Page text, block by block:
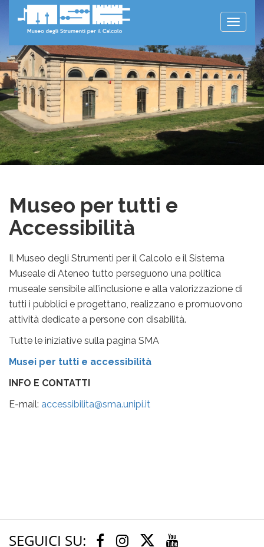
Toggle
Museo per tutti e
Accessibilità
Il Museo degli Strumenti per il Calcolo e il Sistema
Museale di Ateneo tutto perseguono una politica
museale sensibile all’inclusione e alla valorizzazione di
tutti i pubblici e progettano, realizzano e promuovono
attività dedicate a persone con disabilità.
Tutte le iniziative sulla pagina SMA
Musei per tutti e accessibilità
INFO E CONTATTI
E-mail: accessibilita@sma.unipi.it
SEGUICI SU: Facebook
Instagram
Twitter